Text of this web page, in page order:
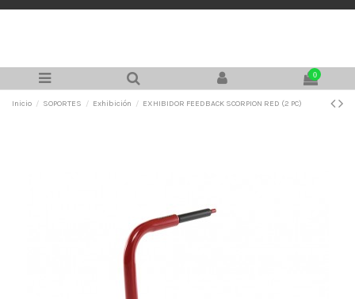
0
Inicio SOPORTES Exhibición EXHIBIDOR FEEDBACK SCORPION RED (2 PC)